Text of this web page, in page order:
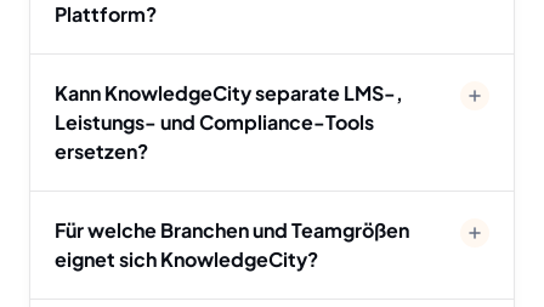
Plattform?
Kann KnowledgeCity separate LMS-,
Leistungs- und Compliance-Tools
ersetzen?
Für welche Branchen und Teamgrößen
eignet sich KnowledgeCity?